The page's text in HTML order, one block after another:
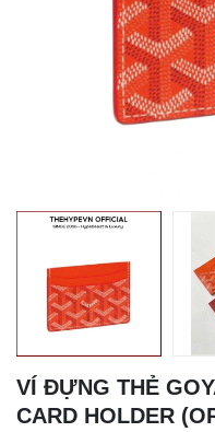
VÍ ĐỰNG THẺ
CARD HOLDER